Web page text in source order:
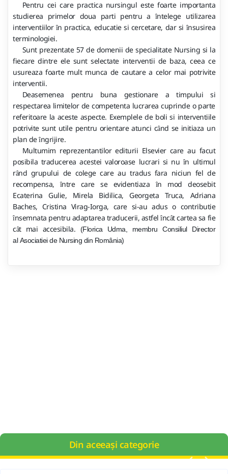
Pentru cei care practica nursingul este foarte importanta
studierea primelor doua parti pentru a
întelege utilizarea
interventiilor în practica, educatie si cercetare, dar si însusirea
terminologiei.
Sunt prezentate 57 de domenii de specialitate Nursing si la
fiecare dintre ele sunt selectate interventii de baza, ceea ce
usureaza foarte mult munca de cautare a celor mai potrivite
interventii.
Deasemenea pentru buna gestionare a timpului si
respectarea limitelor de competenta lucrarea cuprinde o parte
referitoare la aceste aspecte. Exemplele de boli si interventiile
potrivite sunt utile pentru orientare atunci când se initiaza un
plan de îngrijire.
Multumim reprezentantilor editurii Elsevier care au facut
posibila traducerea acestei valoroase lucrari si nu în ultimul
rând grupului de colege care au tradus fara niciun fel de
recompensa,
între care se evidentiaza în mod deosebit
Ecaterina Gulie, Mirela Bidilica, Georgeta Truca, Adriana
Baches, Cristina Virag-Iorga, care si-au adus o contributie
însemnata pentru adaptarea traducerii, astfelîncât cartea sa fie
cât mai accesibila. (Florica Udma
membru Consiliul Director
alAsociatiei de Nursing din România)
Din aceeași categorie